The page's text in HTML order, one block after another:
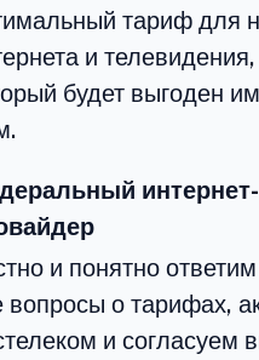
тариф для
и телевидения,
будет выгоден
интернет-
и понятно
вопросы о тарифах,
и согласуем